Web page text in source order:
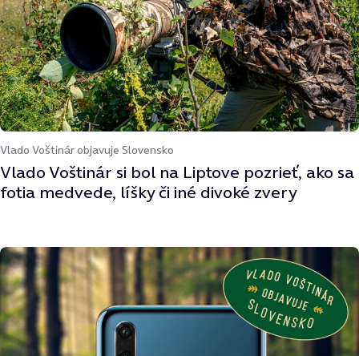
Vlado Voštinár objavuje Slovensko
Vlado Voštinár si bol na Liptove pozrieť, ako sa
fotia medvede, líšky či iné divoké zvery